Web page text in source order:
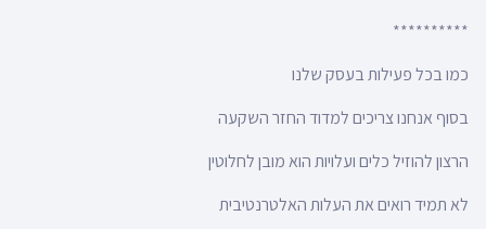
**********
כמו בכל פעילות בעסק שלנו
בסוף אנחנו צריכים למדוד החזר השקעה
הרצון להוזיל כלים ועלויות הוא מובן לחלוטין
לא תמיד רואים את העלות האלטרנטיבית